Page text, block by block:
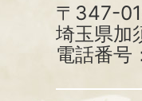
〒347-
埼玉県加
電話番号